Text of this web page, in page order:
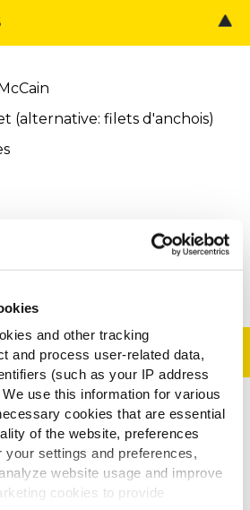
and other tracking
and process user-related data,
(such as your IP address
use this information for various
cookies that are essential
of the website, preferences
settings and preferences,
website usage and improve
cookies to provide
(alternative: filets d'anchois)
Cubes McCain selon les
l'emballage.
de poulet, puis le couper
fois refroidi.